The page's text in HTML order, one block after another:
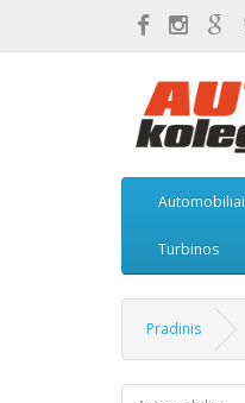
Automobiliai
Turbinos
Pradinis